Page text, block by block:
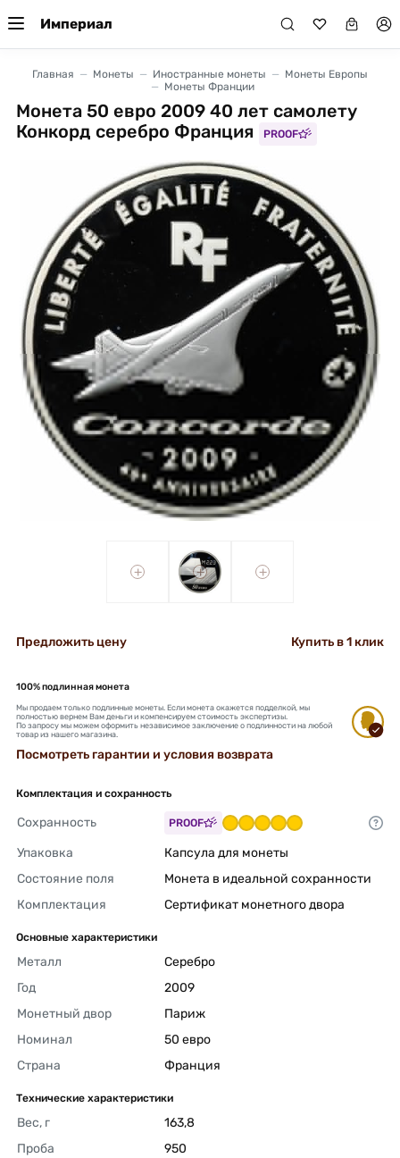
Империал
Главная Монеты Иностранные монеты
Монеты Европы
Монеты Франции
Монета 50 евро 2009 40 лет самолету
Конкорд серебро Франция
PROOF
+ + +
Предложить цену Купить в 1 клик
100% подлинная монета
Мы продаем только подлинные монеты. Если монета окажется подделкой, мы
полностью вернем Вам деньги и компенсируем стоимость экспертизы.
По запросу мы можем оформить независимое заключение о подлинности на любой
товар из нашего магазина.
Посмотреть гарантии и условия возврата
Комплектация и сохранность
Сохранность PROOF
Упаковка
Капсула для монеты
Состояние поля
Монета в идеальной сохранности
Комплектация
Сертификат монетного двора
Основные характеристики
Металл
Серебро
Год
2009
Монетный двор
Париж
Номинал
50 евро
Страна
Франция
Технические характеристики
Вес, г
163,8
Проба
950